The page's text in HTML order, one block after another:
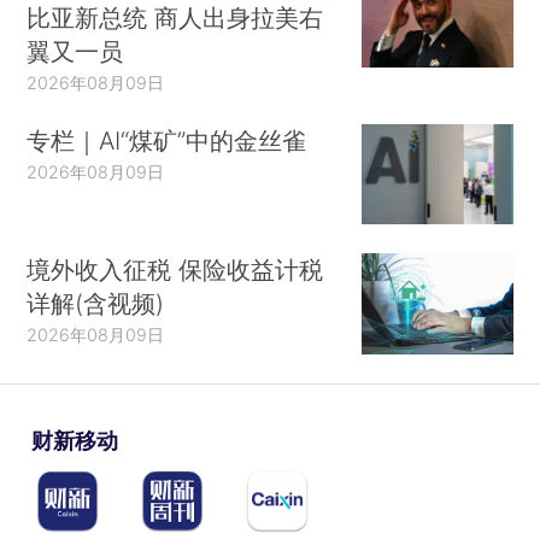
比亚新总统 商人出身拉美右
翼又一员
2026年08月09日
专栏｜AI“煤矿”中的金丝雀
2026年08月09日
境外收入征税 保险收益计税
详解(含视频)
2026年08月09日
财新移动